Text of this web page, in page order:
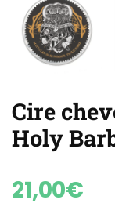
Cire
Holy
21,00€